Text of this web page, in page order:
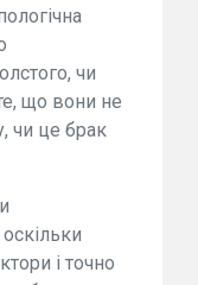
чи
що вони не
чи це брак
і точно